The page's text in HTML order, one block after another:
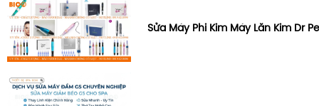
Sửa Máy Phi Kim Máy Lăn Kim Dr